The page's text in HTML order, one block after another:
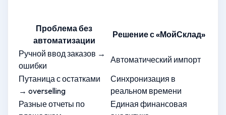
Проблема без
автоматизации
Решение с «МойСклад»
Ручной ввод заказов →
ошибки
Автоматический импорт
Путаница с остатками
→ overselling
Синхронизация в
реальном времени
Разные отчеты по
Единая финансовая